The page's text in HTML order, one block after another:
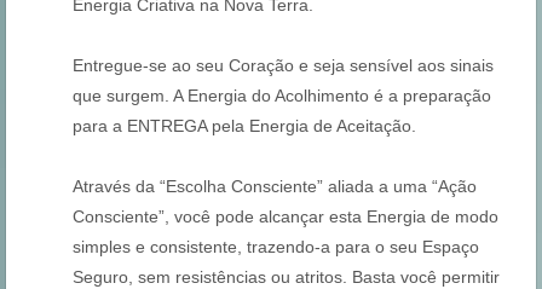
Energia Criativa na Nova Terra.
Entregue-se ao seu Coração e seja sensível aos sinais
que surgem. A Energia do Acolhimento é a preparação
para a ENTREGA pela Energia de Aceitação.
Através da “Escolha Consciente” aliada a uma “Ação
Consciente”, você pode alcançar esta Energia de modo
simples e consistente, trazendo-a para o seu Espaço
Seguro, sem resistências ou atritos. Basta você permitir